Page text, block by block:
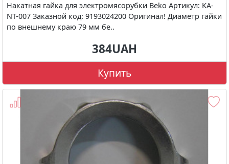
Накатная гайка для электромясорубки Beko Артикул: KA-
NT-007 Заказной код: 9193024200 Оригинал! Диаметр гайки
по внешнему краю 79 мм бе..
384UAH
Купить